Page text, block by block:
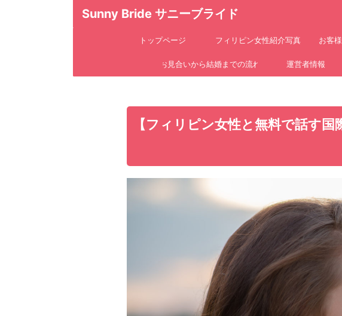
Sunny Bride サニーブライド
トップページ フィリピン女性紹介写真 お客
お見合いから結婚までの流れ 運営者情報
【フィリピン女性と無料で話す